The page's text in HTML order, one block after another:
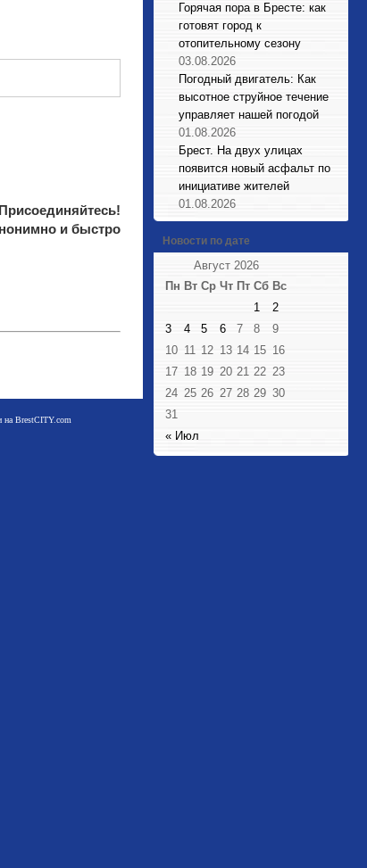
и быстро
на BrestCITY.com
Горячая пора в Бресте: как
готовят город к
отопительному сезону
03.08.2026
Погодный двигатель: Как
высотное струйное течение
управляет нашей погодой
01.08.2026
Брест. На двух улицах
появится новый асфальт по
инициативе жителей
01.08.2026
Новости по дате
Август 2026
Пн Вт Ср Чт Пт Сб Вс
« Июл
1
2
3
4 5 6 7 8
9
10 11 12 13 14 15 16
17 18 19 20 21 22 23
24 25 26 27 28 29 30
31